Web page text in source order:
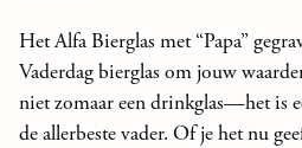
Het Alfa Bierglas met “Papa”
Vaderdag bierglas om jouw
niet zomaar een drinkglas—het is
de allerbeste vader. Of je het nu